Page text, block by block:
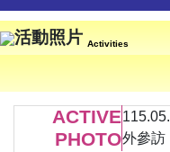
活動照片 Activities
ACTIVE
PHOTO外參訪